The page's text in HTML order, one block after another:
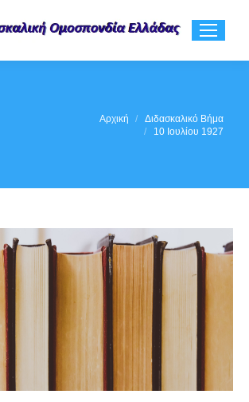
Αρχική
Διδασκαλικό Βήμα
10 Ιουλίου 1927